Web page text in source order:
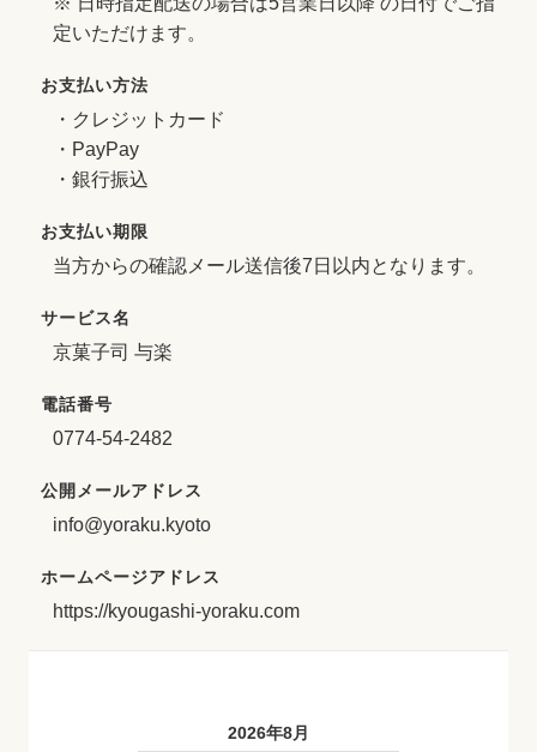
定いただけます。
お支払い方法
・クレジットカード
・PayPay
・銀行振込
お支払い期限
当方からの確認メール送信後7日以内となります。
サービス名
京菓子司 与楽
電話番号
0774-54-2482
公開メールアドレス
info@yoraku.kyoto
ホームページアドレス
https://kyougashi-yoraku.com
2026年8月